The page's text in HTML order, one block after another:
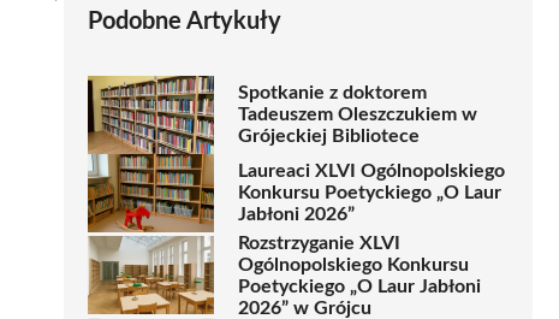
Podobne Artykuły
Spotkanie z doktorem
Tadeuszem Oleszczukiem w
Grójeckiej Bibliotece
Laureaci XLVI Ogólnopolskiego
Konkursu Poetyckiego „O Laur
Jabłoni 2026”
Rozstrzyganie XLVI
Ogólnopolskiego Konkursu
Poetyckiego „O Laur Jabłoni
2026” w Grójcu